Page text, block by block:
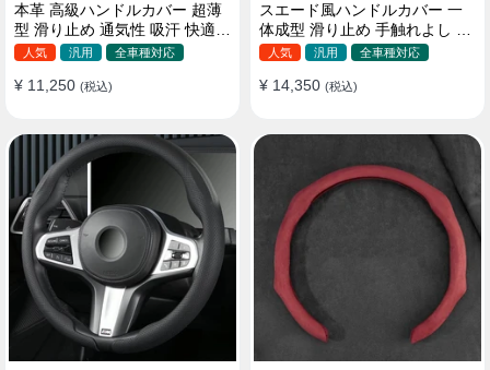
本革 高級ハンドルカバー 超薄
型 滑り止め 通気性 吸汗 快適
耐久性 四季汎用 35~40CM
人気 汎用 全車種対応
¥ 11,250 (税込)
スエード風ハンドルカバー 一
体成型 滑り止め 手触れよし 吸
汗 高級感 四季汎用 35~38CM
人気 汎用 全車種対応
¥ 14,350 (税込)